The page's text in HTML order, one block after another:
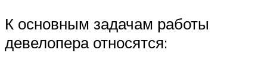
К основным задачам работы
девелопера относятся: